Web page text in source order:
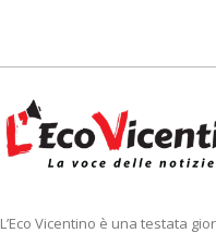
L’Eco Vicentino è una testata